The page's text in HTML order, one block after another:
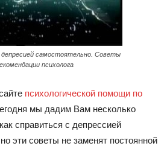
депресией самостоятельно. Советы
психолога
психологической помощи по
мы дадим Вам несколько
справиться с депрессией
эти советы не заменят постоянной